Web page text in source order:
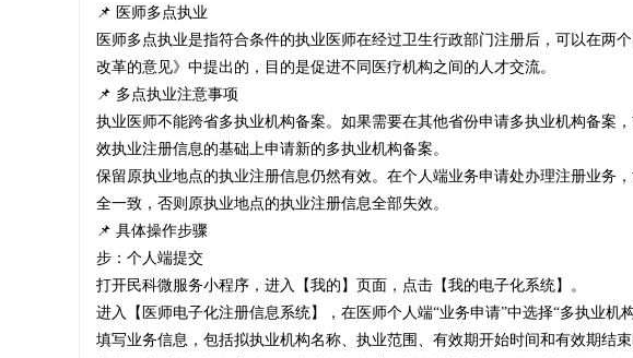
📌 医师多点执业
医师多点执业是指符合条件的执业医师在经过卫生行政部门注册后，可以在两
改革的意见》中提出的，目的是促进不同医疗机构之间的人才交流。
📌 多点执业注意事项
执业医师不能跨省多执业机构备案。如果需要在其他省份申请多执业机构备案
效执业注册信息的基础上申请新的多执业机构备案。
保留原执业地点的执业注册信息仍然有效。在个人端业务申请处办理注册业务
全一致，否则原执业地点的执业注册信息全部失效。
📌 具体操作步骤
步：个人端提交
打开民科微服务小程序，进入【我的】页面，点击【我的电子化系统】。
进入【医师电子化注册信息系统】，在医师个人端“业务申请”中选择“多执业机构
填写业务信息，包括拟执业机构名称、执业范围、有效期开始时间和有效期结